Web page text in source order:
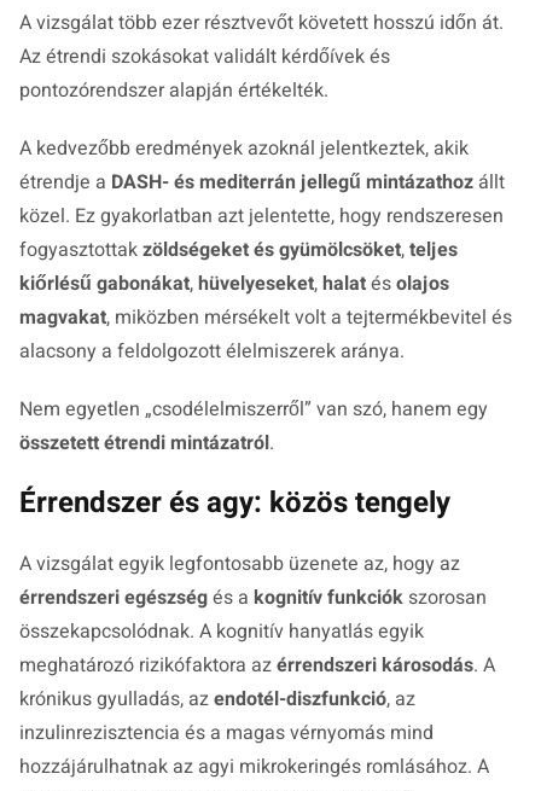
A vizsgálat több ezer résztvevőt követett hosszú időn át.
Az étrendi szokásokat validált kérdőívek és
pontozórendszer alapján értékelték.
A kedvezőbb eredmények azoknál jelentkeztek, akik
étrendje a DASH- és mediterrán jellegű mintázathoz állt
közel. Ez gyakorlatban azt jelentette, hogy rendszeresen
fogyasztottakzöldségeket és gyümölcsöket,teljes
kiőrlésű gabonákat,hüvelyeseket,halatésolajos
magvakat, miközben mérsékelt volt a tejtermékbevitel és
alacsony a feldolgozott élelmiszerek aránya.
Nem egyetlen „csodélelmiszerről” van szó, hanem egy
összetett étrendi mintázatról.
Érrendszer és agy: közös tengely
A vizsgálat egyik legfontosabb üzenete az, hogy az
érrendszeri egészségés a kognitív funkciók szorosan
összekapcsolódnak. A kognitív hanyatlás egyik
meghatározó rizikófaktora azérrendszeri károsodás. A
krónikus gyulladás, azendotél-diszfunkció, az
inzulinrezisztencia és a magas vérnyomás mind
hozzájárulhatnak az agyi mikrokeringés romlásához. A